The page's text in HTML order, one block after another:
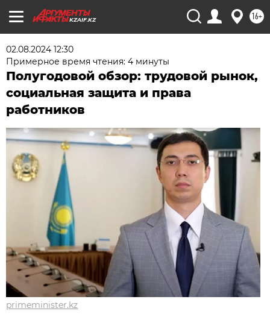
KZAIF.KZ 16+
02.08.2024 12:30
Примерное время чтения: 4 минуты
Полугодовой обзор: трудовой рынок,
социальная защита и права
работников
primeminister.kz